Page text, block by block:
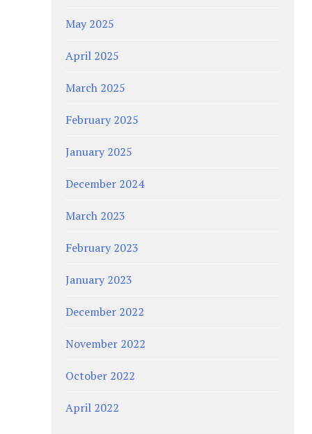
May 2025
April 2025
March 2025
February 2025
January 2025
December 2024
March 2023
February 2023
January 2023
December 2022
November 2022
October 2022
April 2022